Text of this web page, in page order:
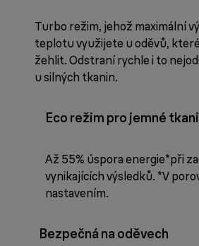
Turbo režim, jehož maximální
teplotu využijete u oděvů,
žehlit. Odstraní rychle i to
u silných tkanin.
Eco režim pro jemné
Až 55% úspora energie*při
vynikajících výsledků. *V
nastavením.
Bezpečná na oděvech